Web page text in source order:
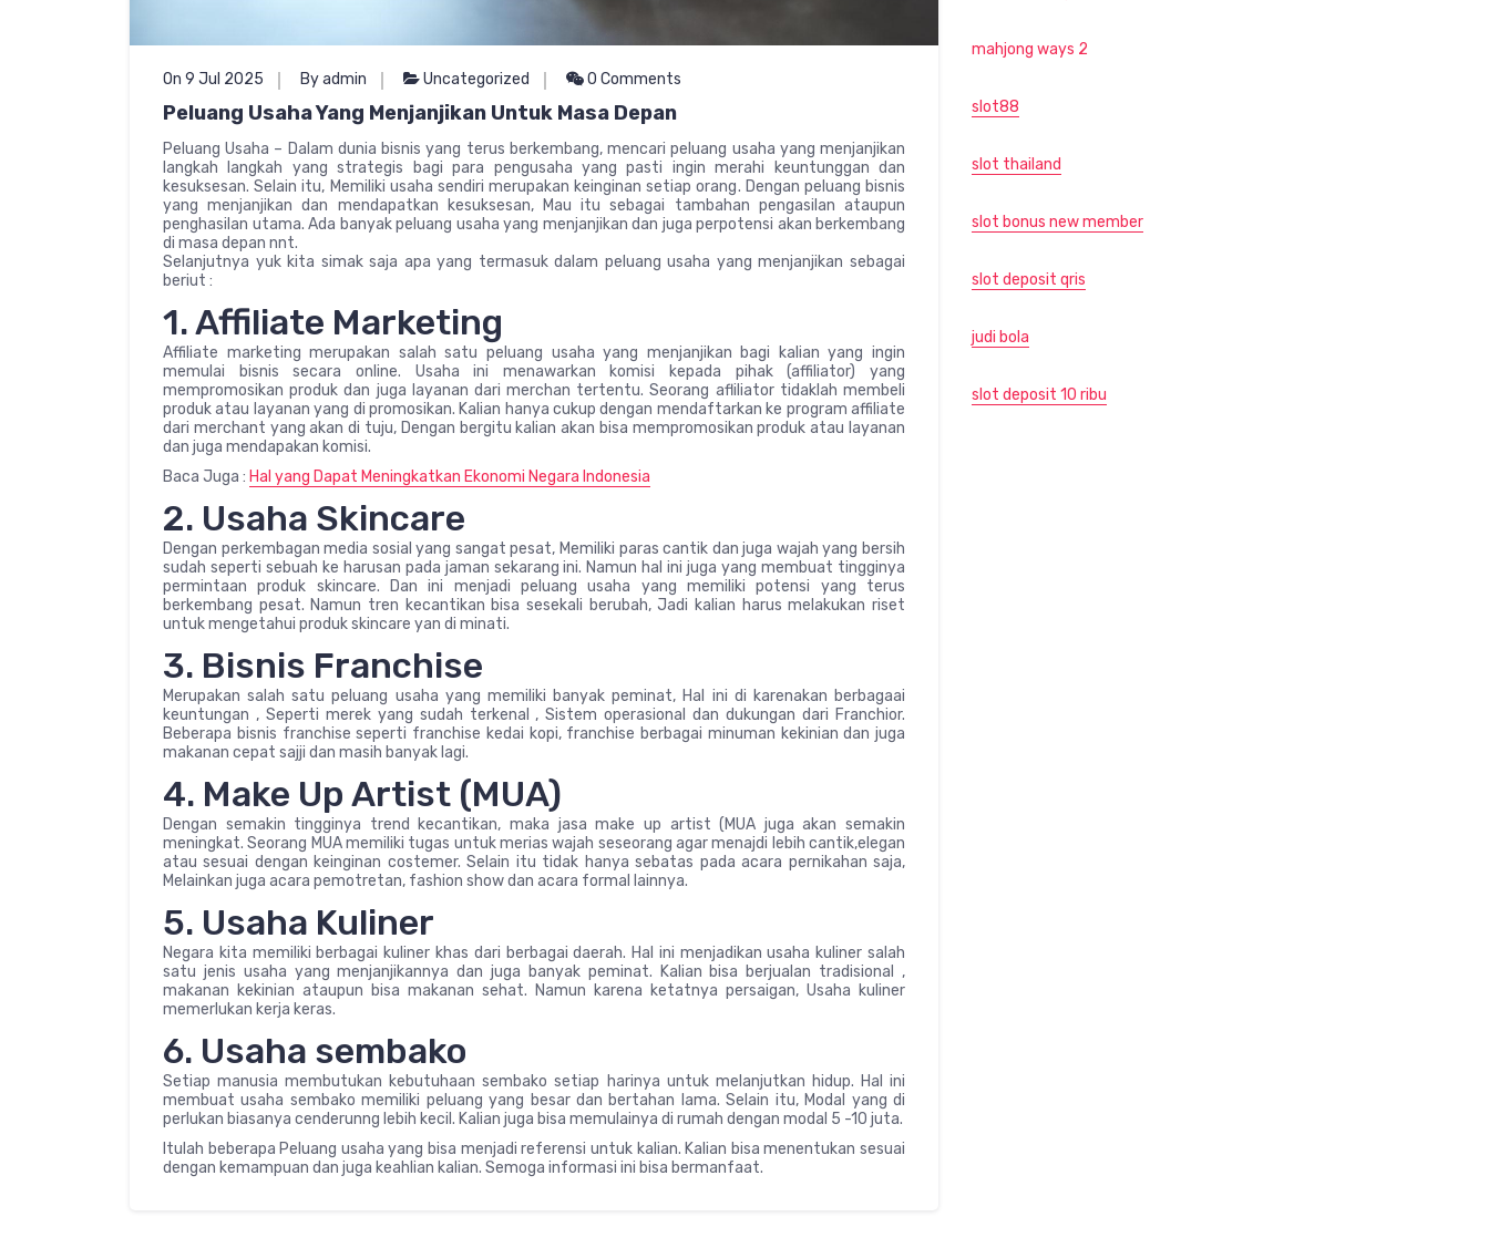
On 9 Jul 2025 By admin Uncategorized 0 Comments
Peluang Usaha Yang Menjanjikan Untuk Masa Depan
Peluang Usaha – Dalam dunia bisnis yang terus berkembang, mencari peluang usaha yang menjanjikan
langkah langkah yang strategis bagi para pengusaha yang pasti ingin merahi keuntunggan dan
kesuksesan. Selain itu, Memiliki usaha sendiri merupakan keinginan setiap orang. Dengan peluang bisnis
yang menjanjikan dan mendapatkan kesuksesan, Mau itu sebagai tambahan pengasilan ataupun
penghasilan utama. Ada banyak peluang usaha yang menjanjikan dan juga perpotensi akan berkembang
di masa depan nnt.
Selanjutnya yuk kita simak saja apa yang termasuk dalam peluang usaha yang menjanjikan sebagai
beriut :
1. Affiliate Marketing
Affiliate marketing merupakan salah satu peluang usaha yang menjanjikan bagi kalian yang ingin
memulai bisnis secara online. Usaha ini menawarkan komisi kepada pihak (affiliator) yang
mempromosikan produk dan juga layanan dari merchan tertentu. Seorang afliliator tidaklah membeli
produk atau layanan yang di promosikan. Kalian hanya cukup dengan mendaftarkan ke program affiliate
dari merchant yang akan di tuju, Dengan bergitu kalian akan bisa mempromosikan produk atau layanan
dan juga mendapakan komisi.
Baca Juga : Hal yang Dapat Meningkatkan Ekonomi Negara Indonesia
2. Usaha Skincare
Dengan perkembagan media sosial yang sangat pesat, Memiliki paras cantik dan juga wajah yang bersih
sudah seperti sebuah ke harusan pada jaman sekarang ini. Namun hal ini juga yang membuat tingginya
permintaan produk skincare. Dan ini menjadi peluang usaha yang memiliki potensi yang terus
berkembang pesat. Namun tren kecantikan bisa sesekali berubah, Jadi kalian harus melakukan riset
untuk mengetahui produk skincare yan di minati.
3. Bisnis Franchise
Merupakan salah satu peluang usaha yang memiliki banyak peminat, Hal ini di karenakan berbagaai
keuntungan , Seperti merek yang sudah terkenal , Sistem operasional dan dukungan dari Franchior.
Beberapa bisnis franchise seperti franchise kedai kopi, franchise berbagai minuman kekinian dan juga
makanan cepat sajji dan masih banyak lagi.
4. Make Up Artist (MUA)
Dengan semakin tingginya trend kecantikan, maka jasa make up artist (MUA juga akan semakin
meningkat. Seorang MUA memiliki tugas untuk merias wajah seseorang agar menajdi lebih cantik,elegan
atau sesuai dengan keinginan costemer. Selain itu tidak hanya sebatas pada acara pernikahan saja,
Melainkan juga acara pemotretan, fashion show dan acara formal lainnya.
5. Usaha Kuliner
Negara kita memiliki berbagai kuliner khas dari berbagai daerah. Hal ini menjadikan usaha kuliner salah
satu jenis usaha yang menjanjikannya dan juga banyak peminat. Kalian bisa berjualan tradisional ,
makanan kekinian ataupun bisa makanan sehat. Namun karena ketatnya persaigan, Usaha kuliner
memerlukan kerja keras.
6. Usaha sembako
Setiap manusia membutukan kebutuhaan sembako setiap harinya untuk melanjutkan hidup. Hal ini
membuat usaha sembako memiliki peluang yang besar dan bertahan lama. Selain itu, Modal yang di
perlukan biasanya cenderunng lebih kecil. Kalian juga bisa memulainya di rumah dengan modal 5 -10 juta.
Itulah beberapa Peluang usaha yang bisa menjadi referensi untuk kalian. Kalian bisa menentukan sesuai
dengan kemampuan dan juga keahlian kalian. Semoga informasi ini bisa bermanfaat.
mahjong ways 2
slot88
slot thailand
slot bonus new member
slot deposit qris
judi bola
slot deposit 10 ribu